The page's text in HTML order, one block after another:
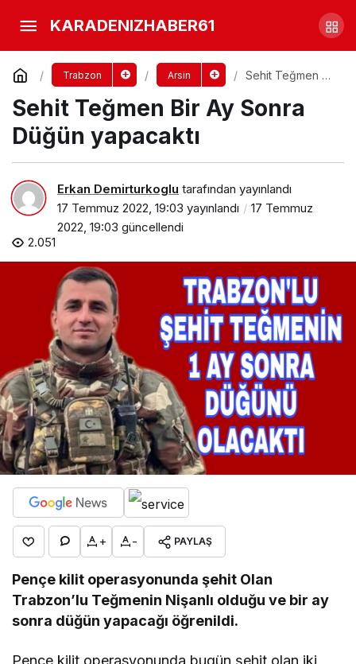
KARADENIZHABER61
Trabzon Arsin
Sehit Teğmen Bir
yapacaktı
Sehit Teğmen Bir Ay Sonra
Düğün yapacaktı
Erkan Demirturkoglu tarafından yayınlandı
17 Temmuz 2022, 19:03 yayınlandı
17 Temmuz
2022, 19:03 güncellendi
2.051
+ - PAYLAŞ
Pençe kilit operasyonunda şehit Olan
Trabzon’lu Teğmenin Nişanlı olduğu ve bir ay
sonra düğün yapacağı öğrenildi.
Pençe kilit operasyonunda bugün şehit olan iki
Trabzon’a Şehit Acısı Düştü
Yorum Yap Paylaş